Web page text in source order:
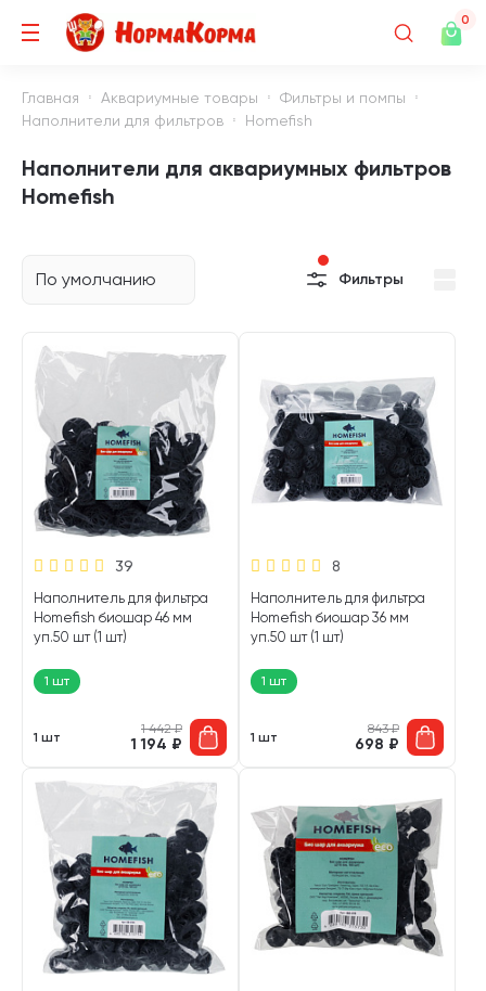
0
Главная Аквариумные товары
Фильтры и помпы
Наполнители для фильтров
Homefish
Наполнители для аквариумных фильтров
Homefish
По умолчанию Фильтры
39
Наполнитель для фильтра
Homefish биошар 46 мм
уп.50 шт (1 шт)
1 шт
1 шт
1 442₽
1 194 ₽
8
Наполнитель для фильтра
Homefish биошар 36 мм
уп.50 шт (1 шт)
1 шт
1 шт
843₽
698 ₽